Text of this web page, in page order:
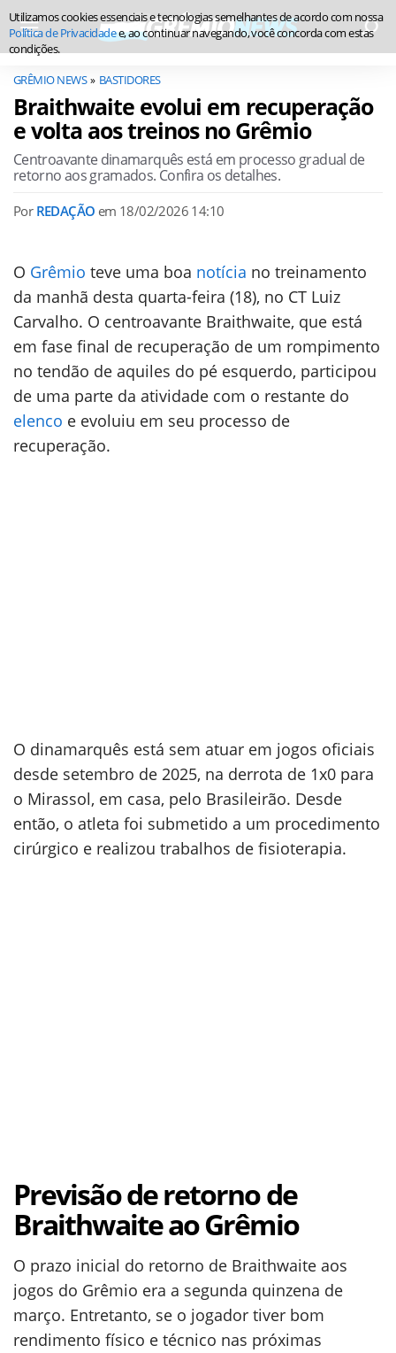
GRÊMIO NEWS BASTIDORES
Braithwaite evolui em recuperação
e volta aos treinos no Grêmio
Centroavante dinamarquês está em processo gradual de
retorno aos gramados. Confira os detalhes.
Por REDAÇÃO em 18/02/2026 14:10
O Grêmio teve uma boa notícia no treinamento
da manhã desta quarta-feira (18), no CT Luiz
Carvalho. O centroavante Braithwaite, que está
em fase final de recuperação de um rompimento
no tendão de aquiles do pé esquerdo, participou
de uma parte da atividade com o restante do
elenco e evoluiu em seu processo de
recuperação.
O dinamarquês está sem atuar em jogos oficiais
desde setembro de 2025, na derrota de 1x0 para
o Mirassol, em casa, pelo Brasileirão. Desde
então, o atleta foi submetido a um procedimento
cirúrgico e realizou trabalhos de fisioterapia.
Previsão de retorno de
Braithwaite ao Grêmio
O prazo inicial do retorno de Braithwaite aos
jogos do Grêmio era a segunda quinzena de
março. Entretanto, se o jogador tiver bom
rendimento físico e técnico nas próximas
Utilizamos cookies essenciais e tecnologias semelhantes de acordo com nossa
Política de Privacidadee, ao continuar navegando, você concorda com estas
condições.